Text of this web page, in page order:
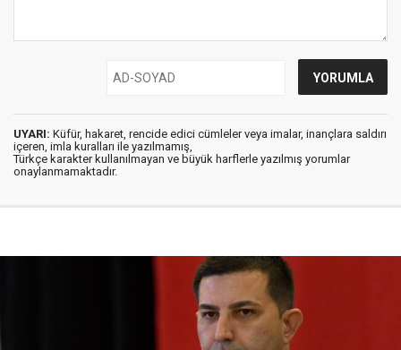
UYARI: Küfür, hakaret, rencide edici cümleler veya imalar, inançlara saldırı
içeren, imla kuralları ile yazılmamış,
Türkçe karakter kullanılmayan ve büyük harflerle yazılmış yorumlar
onaylanmamaktadır.